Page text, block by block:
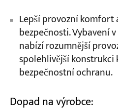
Lepší provozní komfort
bezpečnosti. Vybavení
nabízí rozumnější
spolehlivější konstrukci
bezpečnostní ochranu.
Dopad na výrobce: